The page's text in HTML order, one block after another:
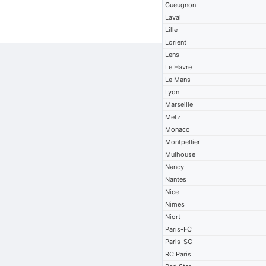
Gueugnon
Laval
Lille
Lorient
Lens
Le Havre
Le Mans
Lyon
Marseille
Metz
Monaco
Montpellier
Mulhouse
Nancy
Nantes
Nice
Nimes
Niort
Paris-FC
Paris-SG
RC Paris